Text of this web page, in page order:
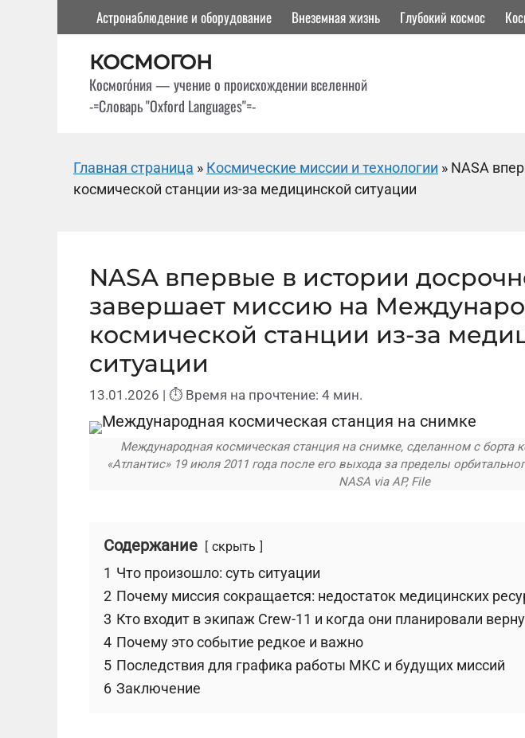
содержимому
Астронаблюдение и оборудование Внеземная жизнь Глубокий космос
КОСМОГОН
Космого́ния — учение о происхождении вселенной
-=Словарь "Oxford Languages"=-
Главная страница » Космические миссии и технологии » NASA
космической станции из-за медицинской ситуации
NASA впервые в истории
завершает миссию на
космической станции из-за
ситуации
13.01.2026 | ⏱ Время на прочтение: 4 мин.
Международная космическая станция на снимке, сделанном с борта
«Атлантис» 19 июля 2011 года после его выхода за пределы
NASA via AP, File
Содержание скрыть
1 Что произошло: суть ситуации
2 Почему миссия сокращается: недостаток медицинских
3 Кто входит в экипаж Crew-11 и когда они планировали
4 Почему это событие редкое и важно
5 Последствия для графика работы МКС и будущих миссий
6 Заключение